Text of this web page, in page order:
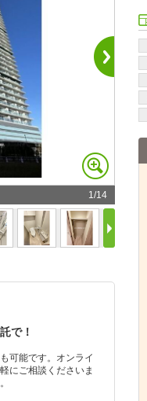
1/14
で！
可能です。オンライ
にご相談くださいま